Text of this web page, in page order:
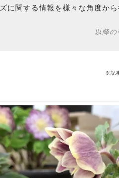
ズに関する情報を様々な角度か
以降の
※記